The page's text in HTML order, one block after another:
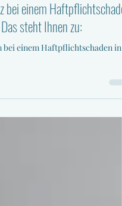
Tobias Knappe
bei einem Haftpflichtschaden
steht Ihnen zu:
bei einem Haftpflichtschaden in